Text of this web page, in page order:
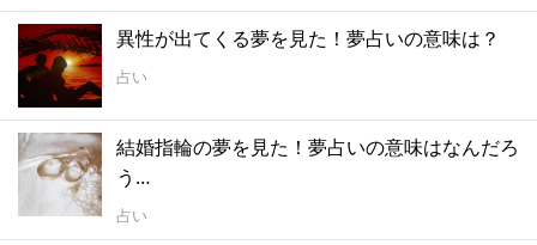
異性が出てくる夢を見た！夢占いの意味は？
占い
結婚指輪の夢を見た！夢占いの意味はなんだろ
う…
占い